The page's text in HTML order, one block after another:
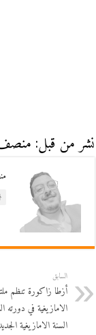
نشر من قبل:
السابق
أزطا زاكورة تنظم
الامازيغية في دورته
السنة الامازيغية الجديدة